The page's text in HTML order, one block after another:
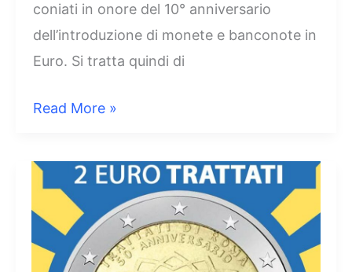
coniati in onore del 10° anniversario
dell’introduzione di monete e banconote in
Euro. Si tratta quindi di
2
Italia
2012
Read More »